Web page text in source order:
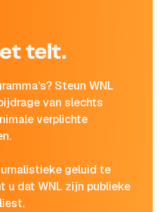
telt.
Steun WNL
van slechts
verplichte
geluid te
u dat WNL zijn publieke